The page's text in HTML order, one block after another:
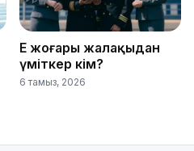
Ең жоғары жалақыдан
үміткер кім?
6 тамыз, 2026